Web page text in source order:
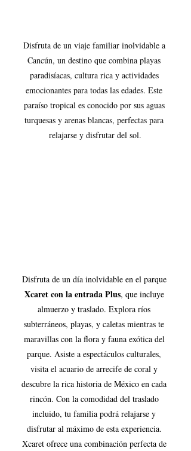
Disfruta de un viaje familiar inolvidable a
Cancún, un destino que combina playas
paradisíacas, cultura rica y actividades
emocionantes para todas las edades. Este
paraíso tropical es conocido por sus aguas
turquesas y arenas blancas, perfectas para
relajarse y disfrutar del sol.
Disfruta de un día inolvidable en el parque
Xcaret con la entrada Plus, que incluye
almuerzo y traslado. Explora ríos
subterráneos, playas, y caletas mientras te
maravillas con la flora y fauna exótica del
parque. Asiste a espectáculos culturales,
visita el acuario de arrecife de coral y
descubre la rica historia de México en cada
rincón. Con la comodidad del traslado
incluido, tu familia podrá relajarse y
disfrutar al máximo de esta experiencia.
Xcaret ofrece una combinación perfecta de